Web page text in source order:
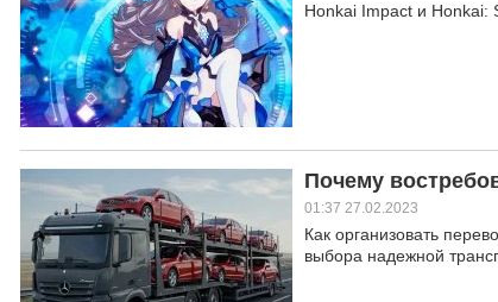
Honkai Impact и Honkai:
Почему
01:37 27.02.2023
Как организовать
выбора надежной